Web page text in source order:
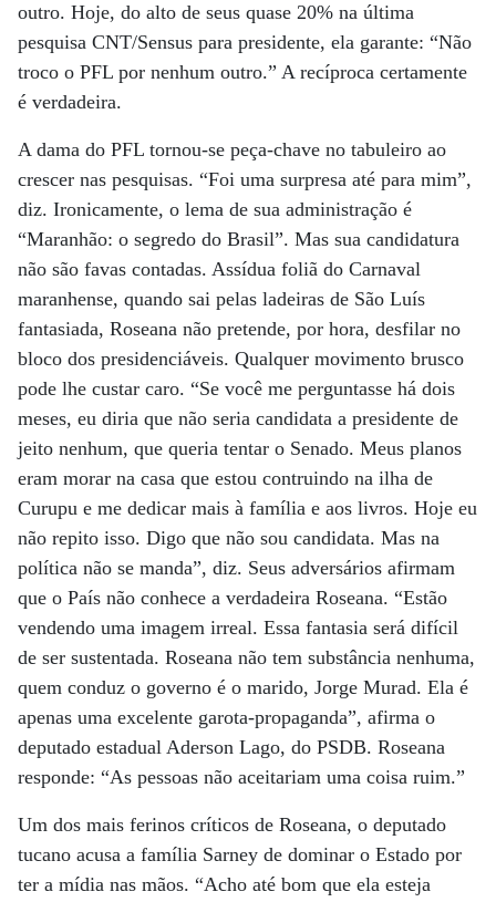
outro. Hoje, do alto de seus quase 20% na última
pesquisa CNT/Sensus para presidente, ela garante: “Não
troco o PFL por nenhum outro.” A recíproca certamente
é verdadeira.
A dama do PFL tornou-se peça-chave no tabuleiro ao
crescer nas pesquisas. “Foi uma surpresa até para mim”,
diz. Ironicamente, o lema de sua administração é
“Maranhão: o segredo do Brasil”. Mas sua candidatura
não são favas contadas. Assídua foliã do Carnaval
maranhense, quando sai pelas ladeiras de São Luís
fantasiada, Roseana não pretende, por hora, desfilar no
bloco dos presidenciáveis. Qualquer movimento brusco
pode lhe custar caro. “Se você me perguntasse há dois
meses, eu diria que não seria candidata a presidente de
jeito nenhum, que queria tentar o Senado. Meus planos
eram morar na casa que estou contruindo na ilha de
Curupu e me dedicar mais à família e aos livros. Hoje eu
não repito isso. Digo que não sou candidata. Mas na
política não se manda”, diz. Seus adversários afirmam
que o País não conhece a verdadeira Roseana. “Estão
vendendo uma imagem irreal. Essa fantasia será difícil
de ser sustentada. Roseana não tem substância nenhuma,
quem conduz o governo é o marido, Jorge Murad. Ela é
apenas uma excelente garota-propaganda”, afirma o
deputado estadual Aderson Lago, do PSDB. Roseana
responde: “As pessoas não aceitariam uma coisa ruim.”
Um dos mais ferinos críticos de Roseana, o deputado
tucano acusa a família Sarney de dominar o Estado por
ter a mídia nas mãos. “Acho até bom que ela esteja